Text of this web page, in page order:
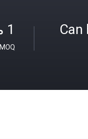
1 مجموعات
MOQ
Can